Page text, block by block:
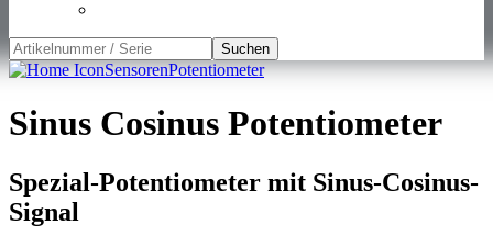
Suchen
SensorenPotentiometer
Sinus Cosinus Potentiometer
Spezial-Potentiometer mit Sinus-Cosinus-
Signal